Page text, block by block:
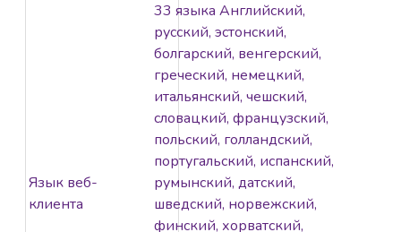
Язык веб-
клиента
33 языка Английский,
русский, эстонский,
болгарский, венгерский,
греческий, немецкий,
итальянский, чешский,
словацкий, французский,
польский, голландский,
португальский, испанский,
румынский, датский,
шведский, норвежский,
финский, хорватский,